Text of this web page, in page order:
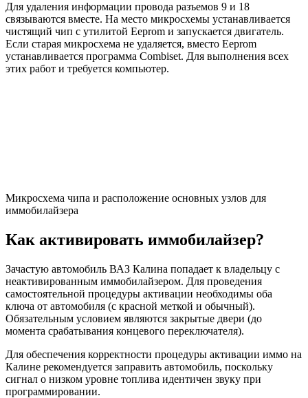
Для удаления информации провода разъемов 9 и 18
связываются вместе. На место микросхемы устанавливается
чистящий чип с утилитой Eeprom и запускается двигатель.
Если старая микросхема не удаляется, вместо Eeprom
устанавливается программа Combiset. Для выполнения всех
этих работ и требуется компьютер.
Микросхема чипа и расположение основных узлов для
иммобилайзера
Как активировать иммобилайзер?
Зачастую автомобиль ВАЗ Калина попадает к владельцу с
неактивированным иммобилайзером. Для проведения
самостоятельной процедуры активации необходимы оба
ключа от автомобиля (с красной меткой и обычный).
Обязательным условием являются закрытые двери (до
момента срабатывания концевого переключателя).
Для обеспечения корректности процедуры активации иммо на
Калине рекомендуется заправить автомобиль, поскольку
сигнал о низком уровне топлива идентичен звуку при
программировании.